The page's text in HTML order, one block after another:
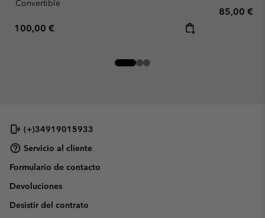
Convertible
Regular price:
100,00 €
Regular
85,00 €
(+)34919015933
Servicio al cliente
Formulario de contacto
Devoluciones
Desistir del contrato